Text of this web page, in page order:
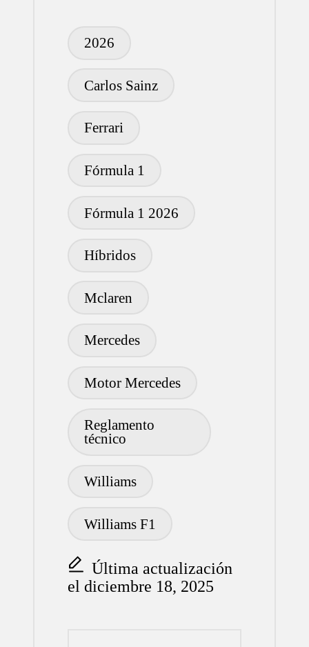
2026
Carlos Sainz
Ferrari
Fórmula 1
Fórmula 1 2026
Híbridos
Mclaren
Mercedes
Motor Mercedes
Reglamento
técnico
Williams
Williams F1
Última actualización
el diciembre 18, 2025